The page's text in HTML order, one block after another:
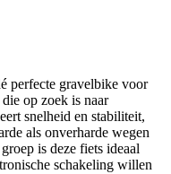
perfecte gravelbike voor
op zoek is naar
snelheid en stabiliteit,
als onverharde wegen
is deze fiets ideaal
schakeling willen